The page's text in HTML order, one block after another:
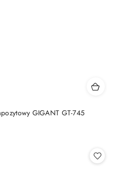
GIGANT GT-745